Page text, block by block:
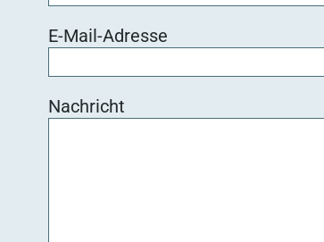
E-Mail-Adresse
Nachricht